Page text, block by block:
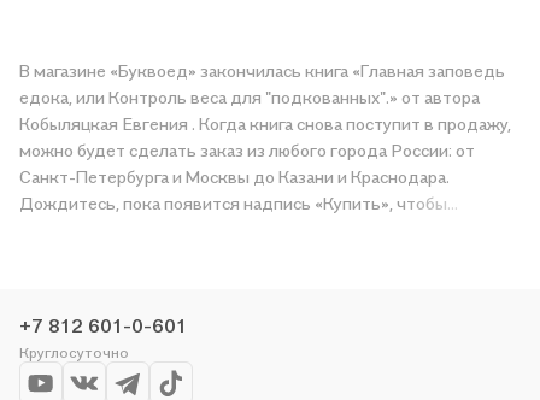
В магазине «Буквоед» закончилась книга «Главная заповедь
едока, или Контроль веса для "подкованных".» от автора
Кобыляцкая Евгения . Когда книга снова поступит в продажу,
можно будет сделать заказ из любого города России: от
Санкт-Петербурга и Москвы до Казани и Краснодара.
Дождитесь, пока появится надпись «Купить», чтобы
организуем конкурсы и проводим акции. Оставайтесь с нами,
чтобы не упустить выгоду!
+7 812 601-0-601
Круглосуточно